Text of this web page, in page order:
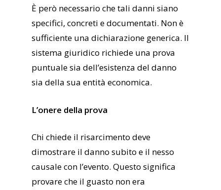
È però necessario che tali danni siano
specifici, concreti e documentati. Non è
sufficiente una dichiarazione generica. Il
sistema giuridico richiede una prova
puntuale sia dell’esistenza del danno
sia della sua entità economica.
L’onere della prova
Chi chiede il risarcimento deve
dimostrare il danno subito e il nesso
causale con l’evento. Questo significa
provare che il guasto non era